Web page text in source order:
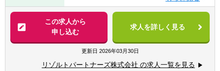
超えた更なるキャリアアップも可能◎
■業界トップクラスの業務の幅広さ
- メンバーの希望やキャリアに合わせて、
M&AからIPO支援・経理支援に至るまで幅広
- 関与できる業務の幅広さはトップクラスで
■コンサルティングファーム/FASでの実務経
験2年以上
■監査法人、事業会社での経理・財務
※コンサル未経験であっても、将来的な独立
を見据えて業務経験を幅広く積みたい方も歓
迎）
■M&Aアドバイザリー
- ファイナンシャルアドバイザリー
- デューデリジェンス（財務・税務DD、ビジ
- バリュエーション（株式価値算定、投資採
算分析、PPA等）
この求人から
申し込む
求人を詳しく見る
更新日 2026年03月30日
リゾルトパートナーズ株式会社 の求人一覧を見る